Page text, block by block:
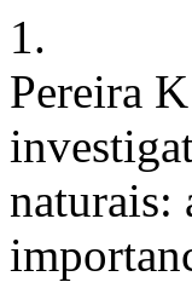
1.
Pereira
naturais: